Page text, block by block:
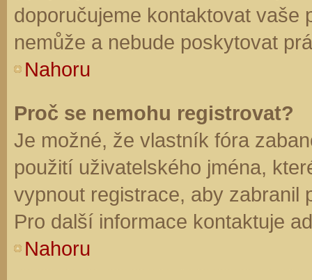
doporučujeme kontaktovat vaše
nemůže a nebude poskytovat
Nahoru
Proč se nemohu registrovat?
Je možné, že vlastník fóra
použití uživatelského jména,
vypnout registrace, aby zabranil
Pro další informace kontaktuje
Nahoru